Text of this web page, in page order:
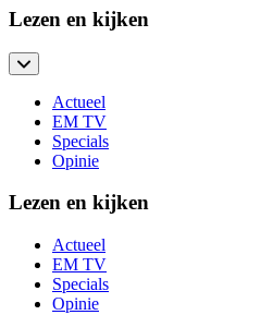
Lezen en kijken
Actueel
EM TV
Specials
Opinie
Lezen en kijken
Actueel
EM TV
Specials
Opinie